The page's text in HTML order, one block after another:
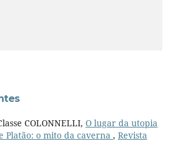
COLONNELLI, O lugar da utopia
Platão: o mito da caverna , Revista